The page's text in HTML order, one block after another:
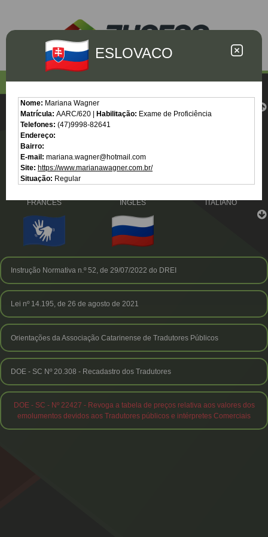
ALEMÃO
FRANCÊS INGLÊS ITALIANO
LIBRAS
RUSSO
Instrução Normativa n.º 52, de 29/07/2022 do DREI
Lei nº 14.195, de 26 de agosto de 2021
Orientações da Associação Catarinense de Tradutores Públicos
DOE - SC Nº 20.308 - Recadastro dos Tradutores
DOE - SC - Nº 22427 - Revoga a tabela de preços relativa aos valores dos
emolumentos devidos aos Tradutores públicos e intérpretes Comerciais
ESLOVACO
Nome: Mariana Wagner
Matrícula: AARC/620 | Habilitação: Exame de Proficiência
Telefones: (47)9998-82641
Endereço:
Bairro:
E-mail: mariana.wagner@hotmail.com
Site: https://www.marianawagner.com.br/
Situação: Regular